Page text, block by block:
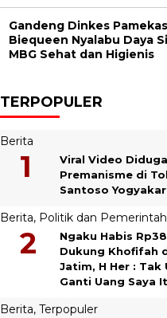
Gandeng Dinkes
Biequeen Nyalabu Daya
MBG Sehat dan Higienis
TERPOPULER
Berita
Viral Video
Premanisme di
Santoso
Berita, Politik dan
Ngaku Habis
Dukung Khofifah
Jatim, H Her : Tak
Ganti Uang Saya
Berita, Terpopuler